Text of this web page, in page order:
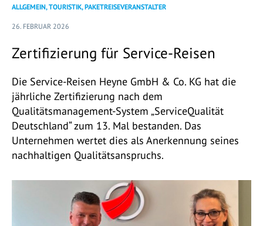
ALLGEMEIN, TOURISTIK, PAKETREISEVERANSTALTER
26. FEBRUAR 2026
Zertifizierung für Service-Reisen
Die Service-Reisen Heyne GmbH & Co. KG hat die
jährliche Zertifizierung nach dem
Qualitätsmanagement-System „ServiceQualität
Deutschland“ zum 13. Mal bestanden. Das
Unternehmen wertet dies als Anerkennung seines
nachhaltigen Qualitätsanspruchs.